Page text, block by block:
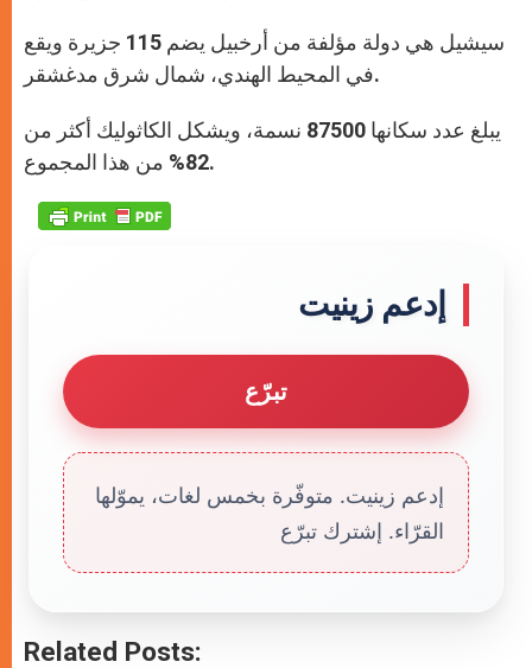
سيشيل هي دولة مؤلفة من أرخبيل يضم 115 جزيرة ويقع
في المحيط الهندي، شمال شرق مدغشقر.
يبلغ عدد سكانها 87500 نسمة، ويشكل الكاثوليك أكثر من
82% من هذا المجموع.
إدعم زينيت
تبرّع
إدعم زينيت. متوفّرة بخمس لغات، يموّلها
القرّاء. إشترك تبرّع
Related Posts: